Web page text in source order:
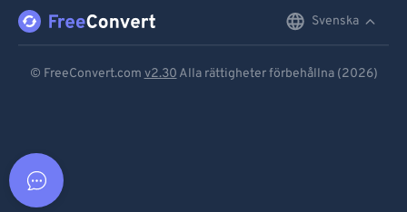
Svenska
© FreeConvert.com v2.30 Alla rättigheter förbehållna (2026)